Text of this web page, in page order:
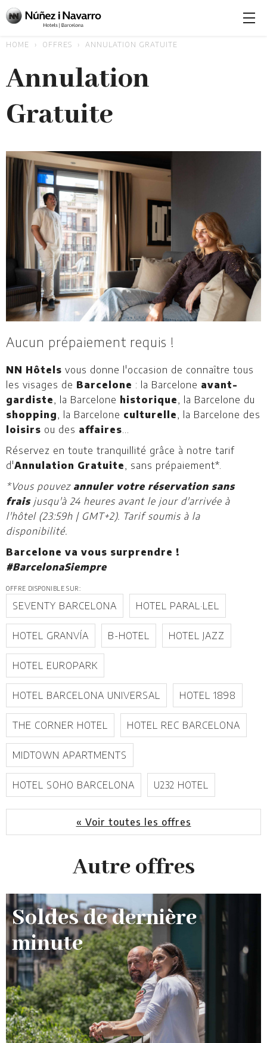
HOME OFFRES ANNULATION GRATUITE
Annulation
Gratuite
Aucun prépaiement requis !
NN Hôtels vous donne l'occasion de connaître tous
les visages de Barcelone : la Barcelone avant-
gardiste, la Barcelone historique, la Barcelone du
shopping, la Barcelone culturelle, la Barcelone des
loisirs ou des affaires...
Réservez en toute tranquillité grâce à notre tarif
d'Annulation Gratuite, sans prépaiement*.
*Vous pouvez annuler votre réservation sans
frais jusqu'à 24 heures avant le jour d'arrivée à
l'hôtel (23:59h | GMT+2). Tarif soumis à la
disponibilité.
Barcelone va vous surprendre !
#BarcelonaSiempre
OFFRE DISPONIBLE SUR:
SEVENTY BARCELONA HOTEL PARAL·LEL
HOTEL GRANVÍA B-HOTEL HOTEL JAZZ
HOTEL EUROPARK
HOTEL BARCELONA UNIVERSAL HOTEL 1898
THE CORNER HOTEL HOTEL REC BARCELONA
MIDTOWN APARTMENTS
HOTEL SOHO BARCELONA U232 HOTEL
« Voir toutes les offres
Autre offres
Soldes de dernière
minute